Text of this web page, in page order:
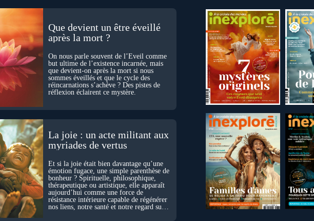
Que devient un être éveillé
après la mort ?
On nous parle souvent de l’Éveil comme
but ultime de l’existence incarnée, mais
que devient-on après la mort si nous
sommes éveillés et que le cycle des
réincarnations s’achève ? Des pistes de
réflexion éclairent ce mystère.
La joie : un acte militant aux
myriades de vertus
Et si la joie était bien davantage qu’une
émotion fugace, une simple parenthèse de
bonheur ? Spirituelle, philosophique,
thérapeutique ou artistique, elle apparaît
aujourd’hui comme une force de
résistance intérieure capable de régénérer
nos liens, notre santé et notre regard sur